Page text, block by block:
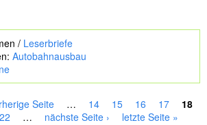
/ Leserbriefe
Autobahnausbau
Seite … 14 15 16 17
18
22 … nächste Seite › letzte Seite »